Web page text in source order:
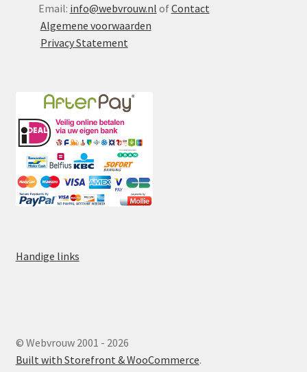
Email: info@webvrouw.nl ofContact
Algemene voorwaarden
Privacy Statement
Handige links
© Webvrouw 2001 - 2026
Built with Storefront & WooCommerce.